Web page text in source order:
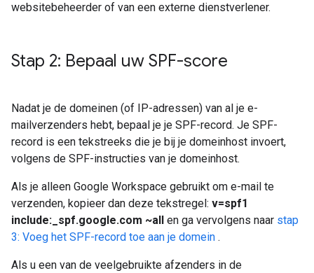
websitebeheerder of van een externe dienstverlener.
Stap 2: Bepaal uw SPF-score
Nadat je de domeinen (of IP-adressen) van al je e-
mailverzenders hebt, bepaal je je SPF-record. Je SPF-
record is een tekstreeks die je bij je domeinhost invoert,
volgens de SPF-instructies van je domeinhost.
Als je alleen Google Workspace gebruikt om e-mail te
verzenden, kopieer dan deze tekstregel: v=spf1
include:_spf.google.com ~all
en ga vervolgens naar stap
3: Voeg het SPF-record toe aan je domein .
Als u een van de veelgebruikte afzenders in de